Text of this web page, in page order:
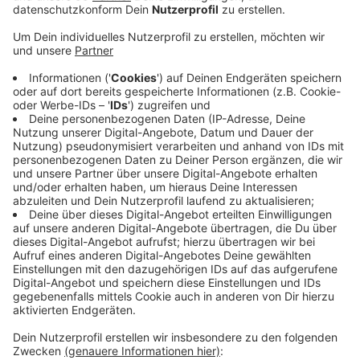
Anzeige
Das sagt die Deutsche Bahn in Hinblick auf das Jahr
2021 und die Maßnahmen, die anstehen. Dennoch wird
es noch dauern, bis der RRX dort fährt. Bis 2024 soll
der Abschnitt zwischen Köln-Mülheim und Düsseldorf-
Benrath durchgehend viergleisig werden. Auf zwei
Gleisen fährt dann der RRX, auf den anderen beiden die
S6.
Für den RRX entstehen im Bereich Langenfeld rund 3,5
Kilometer neue Gleise, zwölf neue Weichen und 1,8
Kilometer Schallschutzwände.
Anzeige